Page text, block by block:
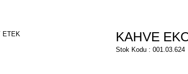
KAHVE
Stok Kodu : 001.03.624